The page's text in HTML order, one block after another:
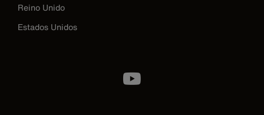
Reino Unido
Estados Unidos